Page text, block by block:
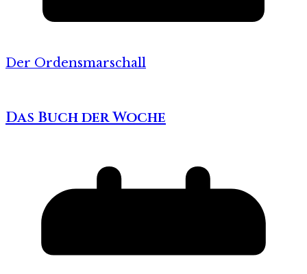
Der Ordensmarschall
Das Buch der Woche